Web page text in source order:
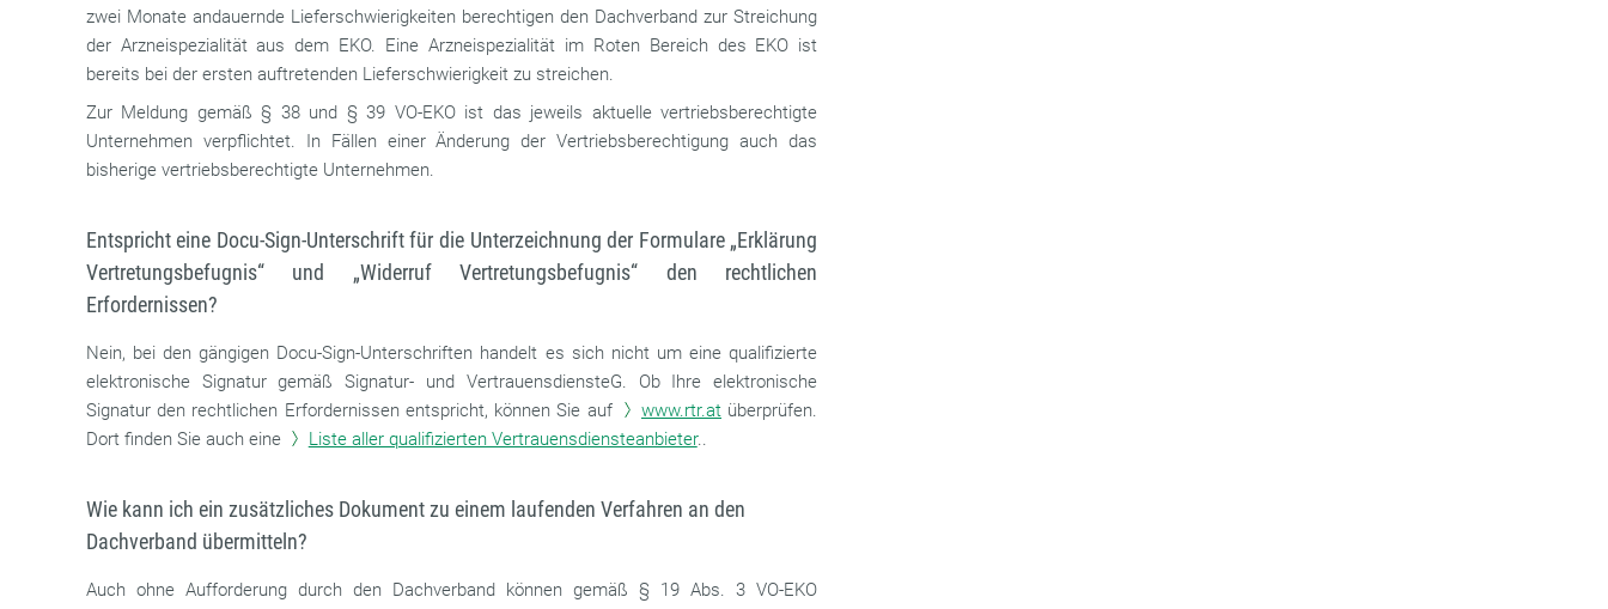
zwei Monate andauernde Lieferschwierigkeiten berechtigen den Dachverband zur Streichung
der Arzneispezialität aus dem EKO. Eine Arzneispezialität im Roten Bereich des EKO ist
bereits bei der ersten auftretenden Lieferschwierigkeit zu streichen.
Zur Meldung gemäß § 38 und § 39 VO-EKO ist das jeweils aktuelle vertriebsberechtigte
Unternehmen verpflichtet. In Fällen einer Änderung der Vertriebsberechtigung auch das
bisherige vertriebsberechtigte Unternehmen.
Entspricht eine Docu-Sign-Unterschrift für die Unterzeichnung der Formulare „Erklärung
Vertretungsbefugnis“ und „Widerruf Vertretungsbefugnis“ den rechtlichen
Erfordernissen?
Nein, bei den gängigen Docu-Sign-Unterschriften handelt es sich nicht um eine qualifizierte
elektronische Signatur gemäß Signatur- und VertrauensdiensteG. Ob Ihre elektronische
Signatur den rechtlichen Erfordernissen entspricht, können Sie auf
www.rtr.at überprüfen.
Dort finden Sie auch eine
Liste aller qualifizierten Vertrauensdiensteanbieter..
Wie kann ich ein zusätzliches Dokument zu einem laufenden Verfahren an den
Dachverband übermitteln?
Auch ohne Aufforderung durch den Dachverband können gemäß § 19 Abs. 3 VO-EKO